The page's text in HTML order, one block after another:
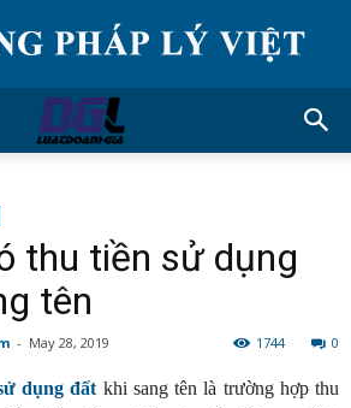
thu tiền sử dụng
tên
- May 28, 2019 0
1744
dụng đất khi sang tên là trường hợp thu